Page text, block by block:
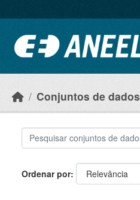
Conjuntos de dados
Ordenar por